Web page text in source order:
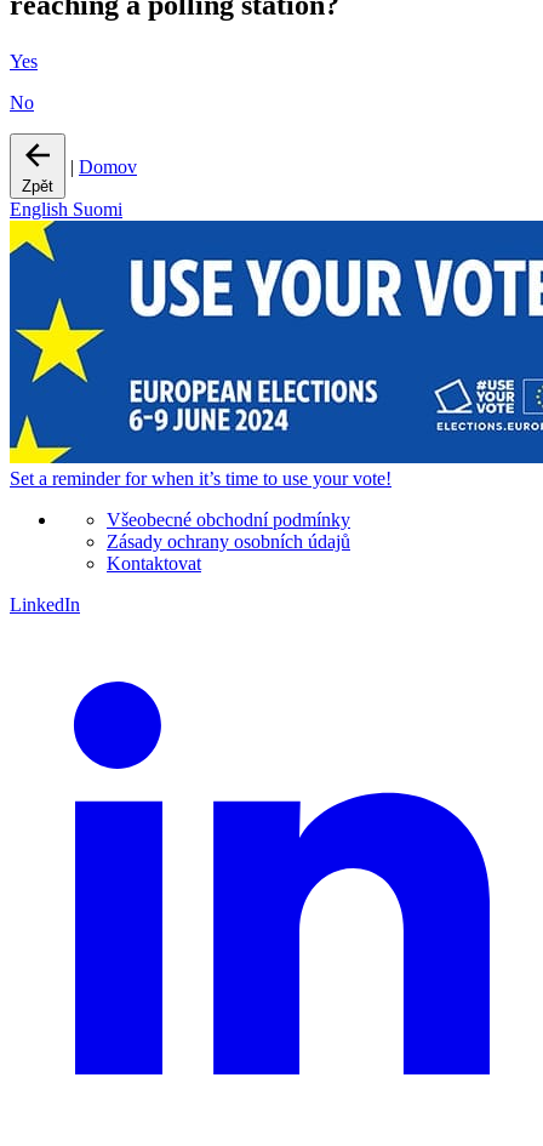
Yes
No
Zpět
| Domov
English Suomi
Set a reminderfor when it’s time to use your vote!
Všeobecné obchodní podmínky
Zásady ochrany osobních údajů
Kontaktovat
LinkedIn